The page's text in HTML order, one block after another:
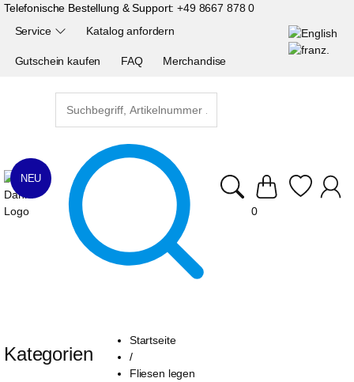
Telefonische Bestellung & Support:+49 8667 878 0
Service Katalog anfordern
Gutschein kaufen FAQ Merchandise
0
Startseite
/
Fliesen legen
NEU
Kategorien